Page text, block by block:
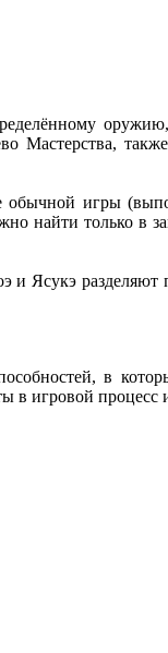
игры
найти только в
Ясукэ
в
в игровой